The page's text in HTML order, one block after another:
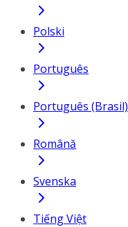
Polski
Português
Português (Brasil)
Română
Svenska
Tiếng Việt